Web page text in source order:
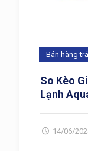
Bán hàng
So Kèo
Lạnh
14/06/